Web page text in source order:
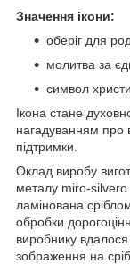
Значення ікони:
оберіг для
молитва за
символ
Ікона стане
нагадуванням про
підтримки.
Оклад виробу
металу miro-silvero
ламінована
обробки
виробнику вдалося
зображення на